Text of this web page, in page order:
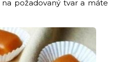
požadovaný tvar a máte